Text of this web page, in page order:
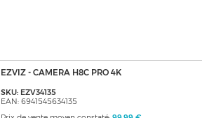
EZVIZ - CAMERA H8C PRO 4K
SKU: EZV34135
EAN: 6941545634135